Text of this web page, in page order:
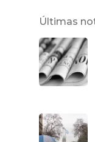
Últimas